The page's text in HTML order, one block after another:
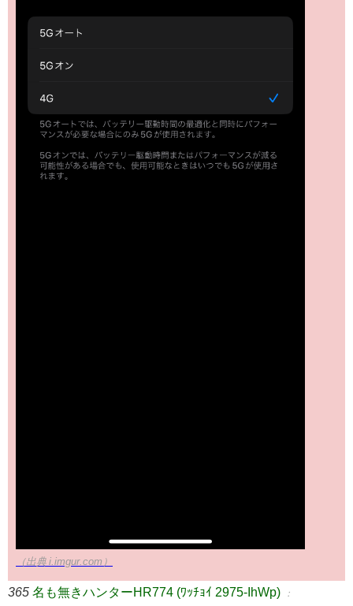
（出典 i.imgur.com）
365 名も無きハンターHR774 (ﾜｯﾁｮｲ 2975-IhWp) ：